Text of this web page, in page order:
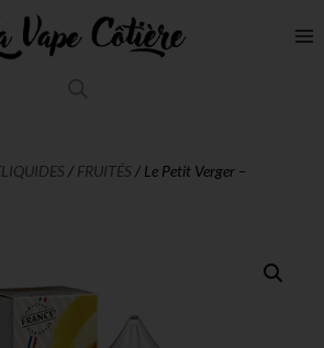
/ FRUITÉS / Le Petit Verger –